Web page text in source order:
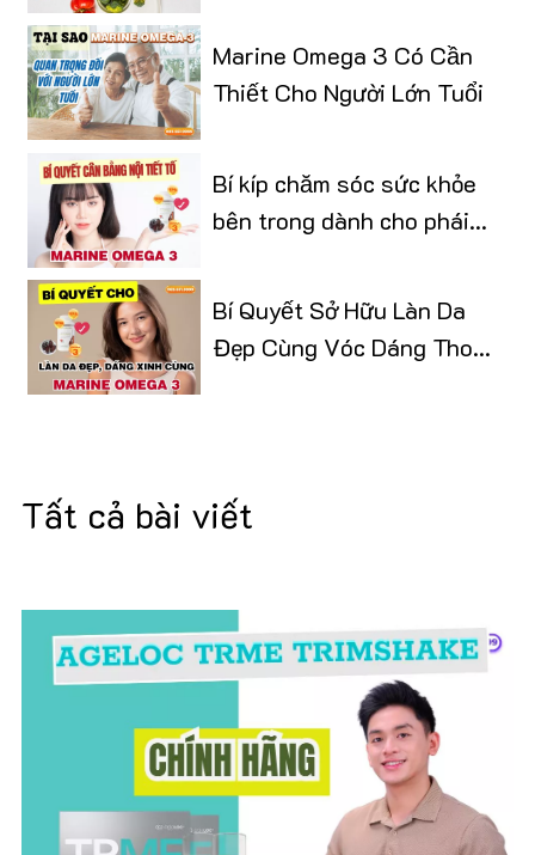
Marine Omega 3 Có Cần
Thiết Cho Người Lớn Tuổi
Bí kíp chăm sóc sức khỏe
bên trong dành cho phái
Bí Quyết Sở Hữu Làn Da
Đẹp Cùng Vóc Dáng Thon
Tất cả bài viết